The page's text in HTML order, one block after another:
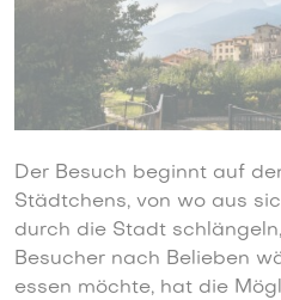
Der Besuch beginnt auf
Städtchens, von wo aus
durch die Stadt
Besucher nach Belieben
essen möchte, hat die